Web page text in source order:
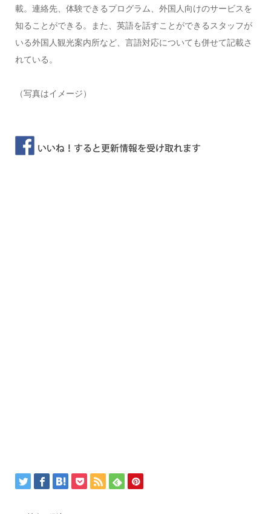
載。連絡先、体験できるプログラム、外国人向けのサービスを
知ることができる。また、英語を話すことができるスタッフが
いる外国人観光案内所など、言語対応についても併せて記載さ
れている。
（写真はイメージ）